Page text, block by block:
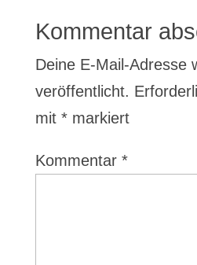
Kommentar
Deine E-Mail-Adresse
veröffentlicht.
mit *markiert
Kommentar *